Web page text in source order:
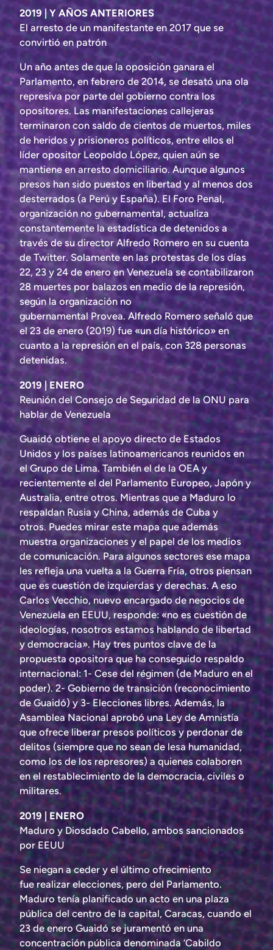
2019 | Y AÑOS ANTERIORES
El arresto de un manifestante en 2017 que se
convirtió en patrón
Un año antes de que la oposición ganara el
Parlamento, en febrero de 2014, se desató una ola
represiva por parte del gobierno contra los
opositores. Las manifestaciones callejeras
terminaron con saldo de cientos de muertos, miles
de heridos y prisioneros políticos, entre ellos el
líder opositor Leopoldo López, quien aún se
mantiene en arresto domiciliario. Aunque algunos
presos han sido puestos en libertad y al menos dos
desterrados (a Perú y España). El Foro Penal,
organización no gubernamental, actualiza
constantemente la estadística de detenidos a
través de su director Alfredo Romero en su cuenta
de Twitter. Solamente en las protestas de los días
22, 23 y 24 de enero en Venezuela se contabilizaron
28 muertes por balazos en medio de la represión,
según la organización no
gubernamental Provea. Alfredo Romero señaló que
el 23 de enero (2019) fue «un día histórico» en
cuanto a la represión en el país, con 328 personas
detenidas.
2019 | ENERO
Reunión del Consejo de Seguridad de la ONU para
hablar de Venezuela
Guaidó obtiene el apoyo directo de Estados
Unidos y los países latinoamericanos reunidos en
el Grupo de Lima. También el de la OEA y
recientemente el del Parlamento Europeo, Japón y
Australia, entre otros. Mientras que a Maduro lo
respaldan Rusia y China, además de Cuba y
otros. Puedes mirar este mapa que además
muestra organizaciones y el papel de los medios
de comunicación. Para algunos sectores ese mapa
les refleja una vuelta a la Guerra Fría, otros piensan
que es cuestión de izquierdas y derechas. A eso
Carlos Vecchio, nuevo encargado de negocios de
Venezuela en EEUU, responde: «no es cuestión de
ideologías, nosotros estamos hablando de libertad
y democracia». Hay tres puntos clave de la
propuesta opositora que ha conseguido respaldo
internacional: 1- Cese del régimen (de Maduro en el
poder). 2- Gobierno de transición (reconocimiento
de Guaidó) y 3- Elecciones libres. Además, la
Asamblea Nacional aprobó una Ley de Amnistía
que ofrece liberar presos políticos y perdonar de
delitos (siempre que no sean de lesa humanidad,
como los de los represores) a quienes colaboren
en el restablecimiento de la democracia, civiles o
militares.
2019 | ENERO
Maduro y Diosdado Cabello, ambos sancionados
por EEUU
Se niegan a ceder y el último ofrecimiento
fue realizar elecciones, pero del Parlamento.
Maduro tenía planificado un acto en una plaza
pública del centro de la capital, Caracas, cuando el
23 de enero Guaidó se juramentó en una
concentración pública denominada ‘Cabildo